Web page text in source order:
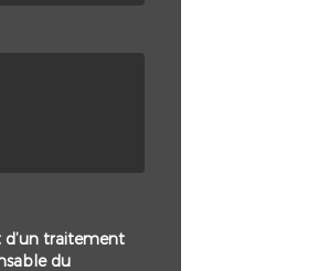
d’un traitement
du